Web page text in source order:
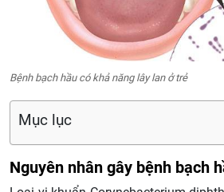
Bệnh bạch hầu có khả năng lây lan ở trẻ
Mục lục
Nguyên nhân gây bệnh bạch